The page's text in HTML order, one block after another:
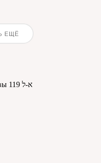
ЕЩЁ
Теилим на сегодня – 25 Ава: главы 119 א-ל